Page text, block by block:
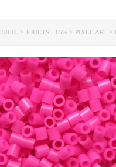
> JOUETS - 15% > PIXEL ART >